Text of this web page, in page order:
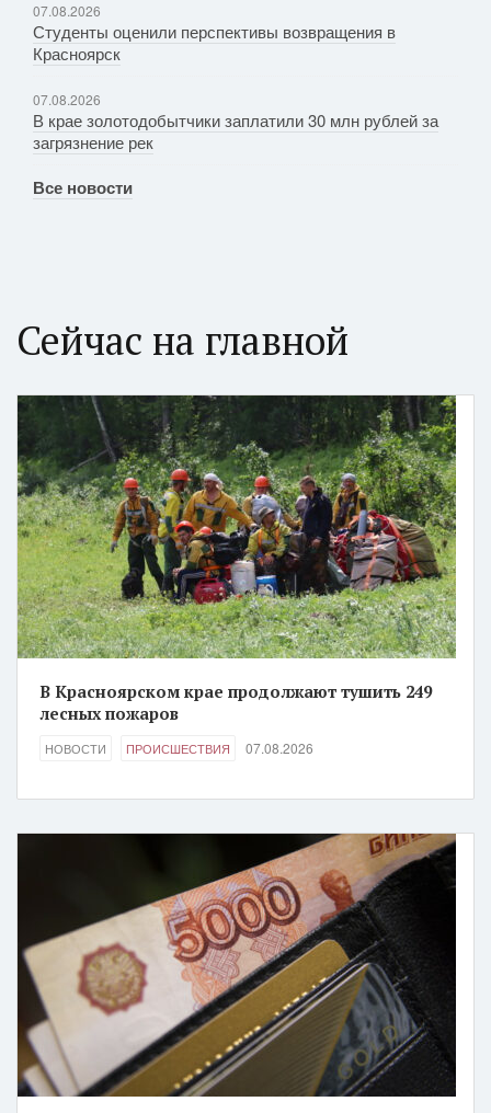
07.08.2026
Студенты оценили перспективы возвращения в
Красноярск
07.08.2026
В крае золотодобытчики заплатили 30 млн рублей за
загрязнение рек
Все новости
Сейчас на главной
В Красноярском крае продолжают тушить 249
лесных пожаров
НОВОСТИ ПРОИСШЕСТВИЯ 07.08.2026